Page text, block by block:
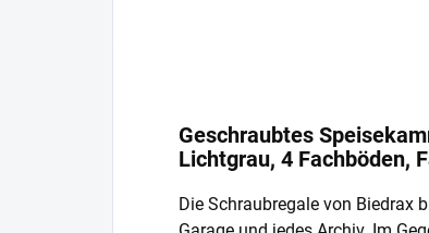
Geschraubtes
Lichtgrau, 4 Fachböden,
Die Schraubregale von Biedrax